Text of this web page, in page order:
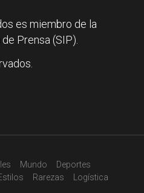
es miembro de la
Prensa (SIP).
Mundo
Deportes
Rarezas Logística